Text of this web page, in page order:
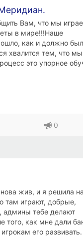
Вам, что мы
в мире!!!Наше
как и должно
хвалится тем, что мы
это упорное
нравится, что мы
Прекрасную
времени,
Рджей Наркотик,
собрал специально
надо именно,
сведение
0
жив, и я решила
там играют, добрые,
админы тебе делают
того, как мне дали
его развивать.